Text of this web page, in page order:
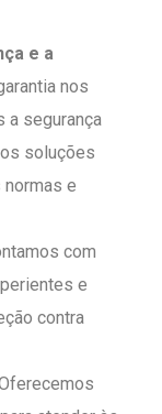
e a
nos
a segurança
soluções
e
com
e
contra